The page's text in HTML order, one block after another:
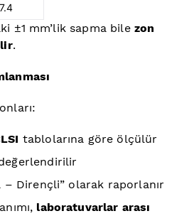
±1 mm’lik sapma bile zon
.
tablolarına göre ölçülür
– Dirençli” olarak raporlanır
laboratuvarlar arası